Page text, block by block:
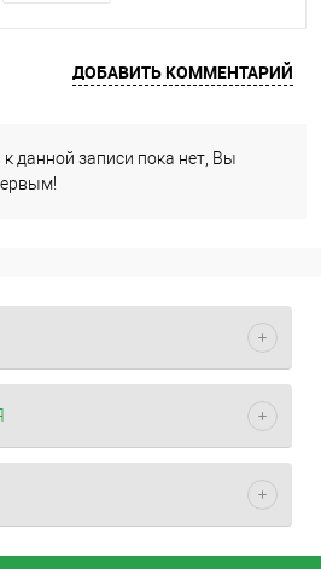
ДОБАВИТЬ КОММЕНТАРИЙ
данной записи пока нет, Вы